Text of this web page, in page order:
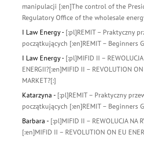
manipulacji [:en]The control of the
Regulatory Office of the wholesale
I Law Energy- [:pl]REMIT – Praktyczny
początkujących [:en]REMIT – Beginners
I Law Energy- [:pl]MIFID II –
ENERGII?[:en]MIFID II – REVOLUTION ON
MARKET?[:]
Katarzyna - [:pl]REMIT – Praktyczny
początkujących [:en]REMIT – Beginners
Barbara - [:pl]MIFID II – REWOLUCJA NA
[:en]MIFID II – REVOLUTION ON EU